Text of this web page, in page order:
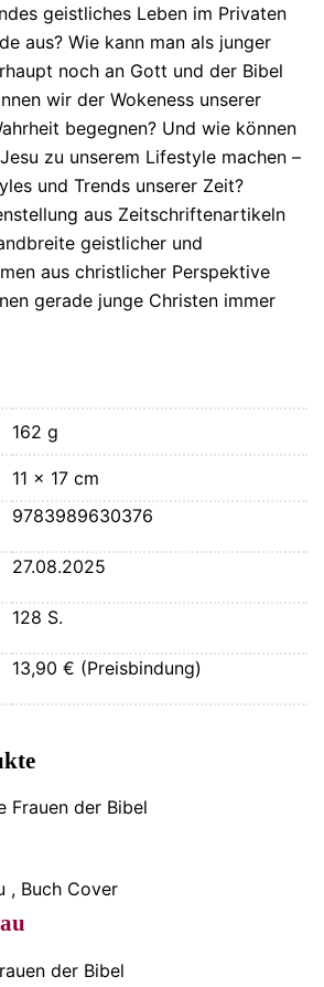
geistliches Leben im Privaten
aus? Wie kann man als junger
noch an Gott und der Bibel
wir der Wokeness unserer
begegnen? Und wie können
zu unserem Lifestyle machen –
und Trends unserer Zeit?
aus Zeitschriftenartikeln
geistlicher und
aus christlicher Perspektive
gerade junge Christen immer
162 g
11 × 17 cm
9783989630376
27.08.2025
128 S.
13,90 € (Preisbindung)